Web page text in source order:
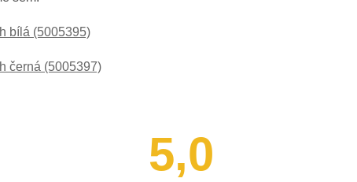
bílá (5005395)
černá (5005397)
5,0